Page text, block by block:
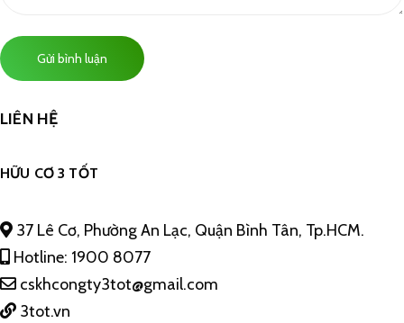
Gửi bình luận
LIÊN HỆ
HỮU CƠ 3 TỐT
37 Lê Cơ, Phường An Lạc, Quận Bình Tân, Tp.HCM.
Hotline: 1900 8077
cskhcongty3tot@gmail.com
3tot.vn